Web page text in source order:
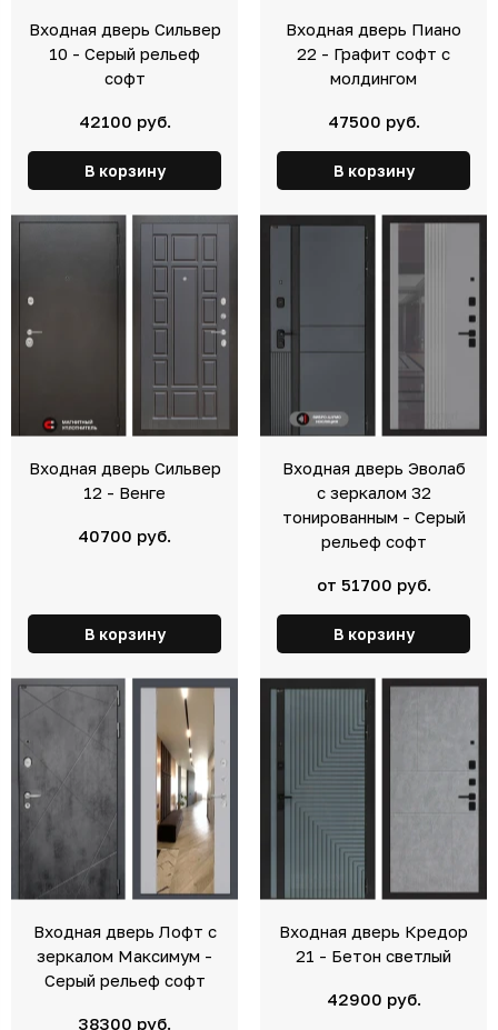
Входная дверь Сильвер
10 - Серый рельеф
софт
42100 руб.
В корзину
Входная дверь Пиано
22 - Графит софт с
молдингом
47500 руб.
В корзину
Входная дверь Сильвер
12 - Венге
40700 руб.
В корзину
Входная дверь Эволаб
с зеркалом 32
тонированным - Серый
рельеф софт
от 51700 руб.
В корзину
Входная дверь Лофт с
зеркалом Максимум -
Серый рельеф софт
38300 руб.
Входная дверь Кредор
21 - Бетон светлый
42900 руб.